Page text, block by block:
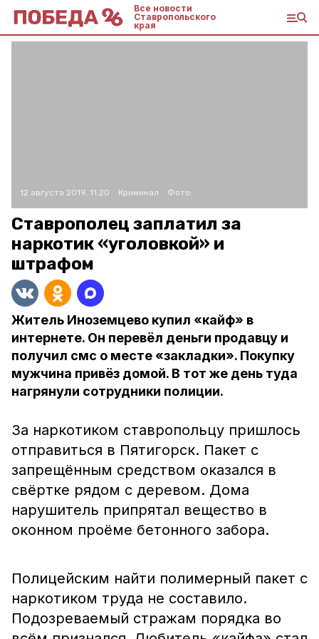
Все новости
Ставропольского
края
12 августа 2019, 11:20 Криминал Фото:
Ставрополец заплатил за
наркотик «уголовкой» и
штрафом
Житель Иноземцево купил «кайф» в
интернете. Он перевёл деньги продавцу и
получил смс о месте «закладки». Покупку
мужчина привёз домой. В тот же день туда
нагрянули сотрудники полиции.
За наркотиком ставропольцу пришлось
отправиться в Пятигорск. Пакет с
запрещённым средством оказался в
свёртке рядом с деревом. Дома
нарушитель припрятал вещество в
оконном проёме бетонного забора.
Полицейским найти полимерный пакет с
наркотиком труда не составило.
Подозреваемый стражам порядка во